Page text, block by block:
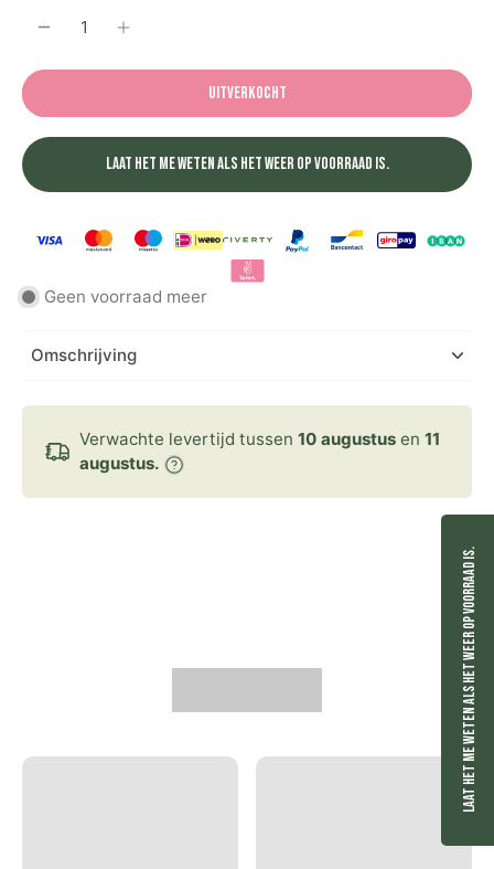
Uitverkocht
Laat het me weten als het weer op voorraad is.
Geen voorraad meer
Omschrijving
Verwachte levertijd tussen 10 augustus en 11
augustus.
Laat het me weten als het weer op voorraad is.